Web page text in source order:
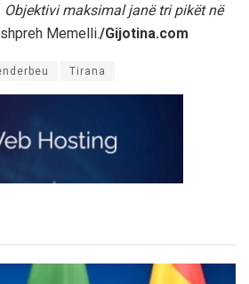
Objektivi maksimal janë tri pikët në
Memelli./Gijotina.com
Tirana